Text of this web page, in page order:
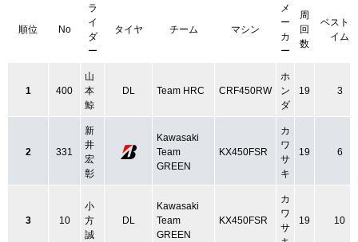
順位 No
ラ
イ
ダ
ー
タイヤ チーム マシン
メ
ー
カ
ー
周
回
数
ベストタ
イム
1 400
山
本
鯨
DL Team HRC CRF450RW
ホ
ン
ダ
19 3
2 331
新
井
宏
彰
Kawasaki
Team
GREEN
KX450FSR
カ
ワ
サ
キ
19 6
3 10
小
方
誠
DL
Kawasaki
Team
GREEN
KX450FSR
カ
ワ
サ
19 10